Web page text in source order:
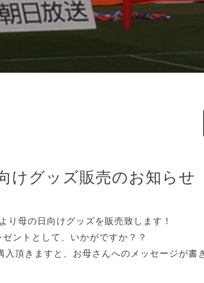
けグッズ販売のお知らせ
母の日向けグッズを販売致します！
ントとして、いかがですか？？
頂きますと、お母さんへのメッセージが書